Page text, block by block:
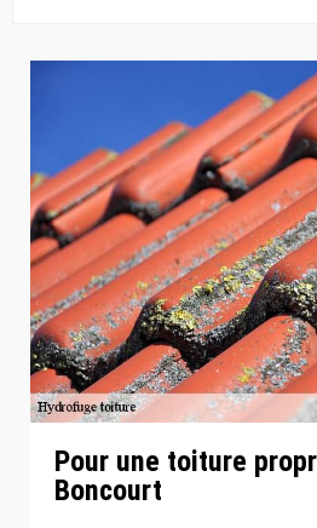
Pour une toiture
Boncourt